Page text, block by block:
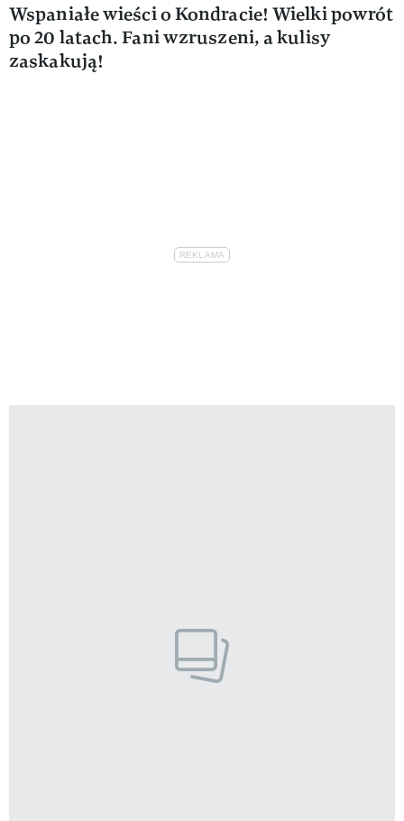
Wspaniałe wieści o Kondracie! Wielki powrót
po 20 latach. Fani wzruszeni, a kulisy
zaskakują!